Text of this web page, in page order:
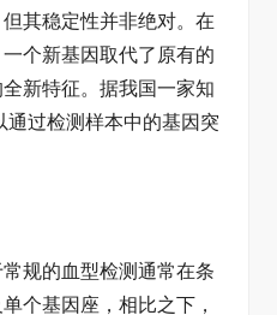
其稳定性并非绝对。在
个新基因取代了原有的
新特征。据我国一家知
过检测样本中的基因突
规的血型检测通常在条
个基因座，相比之下，